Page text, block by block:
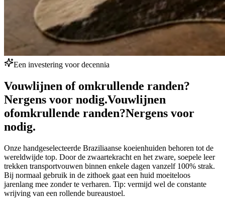
Een investering voor decennia
Vouwlijnen of omkrullende randen?
Nergens voor nodig.Vouwlijnen
ofomkrullende randen?Nergens voor
nodig.
Onze handgeselecteerde Braziliaanse koeienhuiden behoren tot de
wereldwijde top. Door de zwaartekracht en het zware, soepele leer
trekken transportvouwen binnen enkele dagen vanzelf 100% strak.
Bij normaal gebruik in de zithoek gaat een huid moeiteloos
jarenlang mee zonder te verharen. Tip: vermijd wel de constante
wrijving van een rollende bureaustoel.